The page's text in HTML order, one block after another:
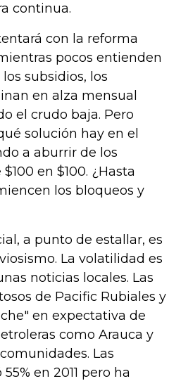
continua.
con la reforma
pocos entienden
subsidios, los
en alza mensual
el crudo baja. Pero
solución hay en el
a aburrir de los
en $100. ¿Hasta
los bloqueos y
a punto de estallar, es
La volatilidad es
noticias locales. Las
de Pacific Rubiales y
en expectativa de
como Arauca y
Las
en 2011 pero ha